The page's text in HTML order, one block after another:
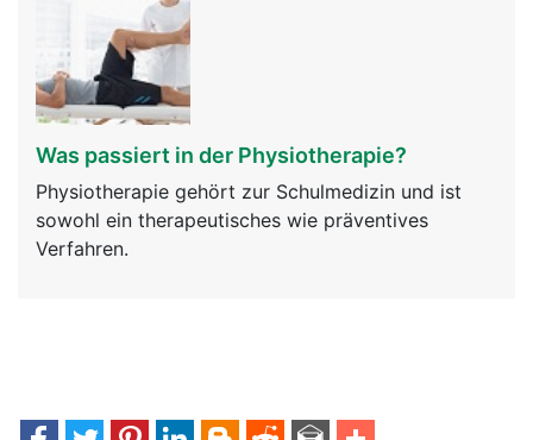
Was passiert in der Physiotherapie?
Physiotherapie gehört zur Schulmedizin und ist
sowohl ein therapeutisches wie präventives
Verfahren.